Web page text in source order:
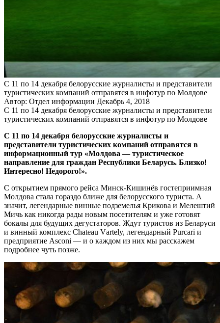
С 11 по 14 декабря белорусские журналисты и представители
туристических компаний отправятся в инфотур по Молдове
Автор: Отдел информации Декабрь 4, 2018
С 11 по 14 декабря белорусские журналисты и представители
туристических компаний отправятся в инфотур по Молдове
С 11 по 14 декабря белорусские журналисты и
представители туристических компаний отправятся в
информационный тур «Молдова — туристическое
направление для граждан Республики Беларусь. Близко!
Интересно! Недорого!».
С открытием прямого рейса Минск-Кишинёв гостеприимная
Молдова стала гораздо ближе для белорусского туриста. А
значит, легендарные винные подземелья Крикова и Мелештий
Мичь как никогда рады новым посетителям и уже готовят
бокалы для будущих дегустаторов. Ждут туристов из Беларуси
и винный комплекс Chateau Vаrtely, легендарный Purcari и
предприятие Asconi — и о каждом из них мы расскажем
подробнее чуть позже.